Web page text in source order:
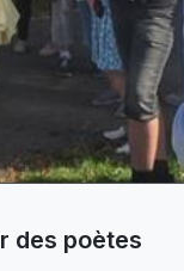
des poètes